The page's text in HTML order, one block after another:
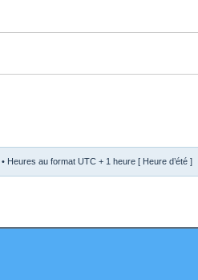
• Heures au format UTC + 1 heure [ Heure d’été ]